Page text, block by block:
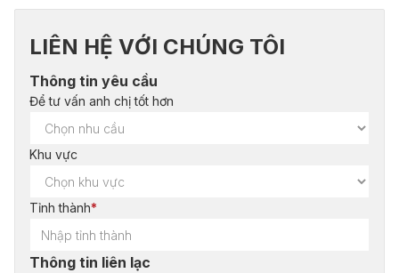
LIÊN HỆ VỚI CHÚNG TÔI
Thông tin yêu cầu
Để tư vấn anh chị tốt hơn
Khu vực
Tỉnh thành*
Thông tin liên lạc